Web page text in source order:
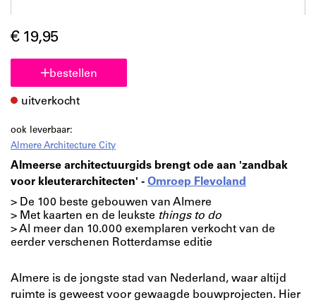
€ 19,95
bestellen
uitverkocht
ook leverbaar:
Almere Architecture City
Almeerse architectuurgids brengt ode aan 'zandbak
voor kleuterarchitecten' - Omroep Flevoland
> De 100 beste gebouwen van Almere
> Met kaarten en de leukste things to do
> Al meer dan 10.000 exemplaren verkocht van de
eerder verschenen Rotterdamse editie
Almere is de jongste stad van Nederland, waar altijd
ruimte is geweest voor gewaagde bouwprojecten. Hier